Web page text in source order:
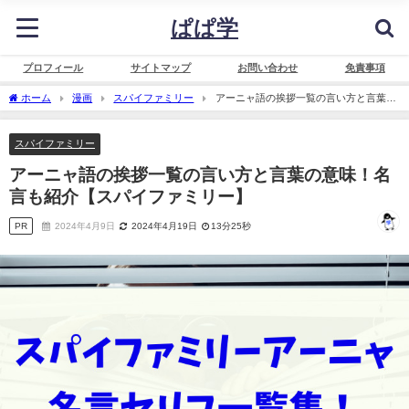
ぱぱ学
プロフィール サイトマップ お問い合わせ 免責事項
ホーム 漫画 スパイファミリー
アーニャ語の挨拶一覧の言い方と言葉の
意味！名言も紹介【スパイファミリー】
スパイファミリー
アーニャ語の挨拶一覧の言い方と言葉の意味！名
言も紹介【スパイファミリー】
PR 2024年4月9日 2024年4月19日 13分25秒